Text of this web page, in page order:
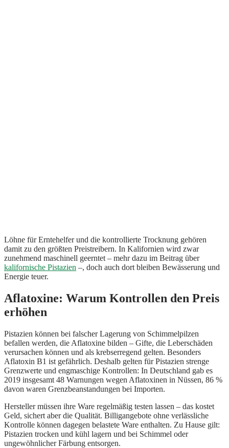
Löhne für Erntehelfer und die kontrollierte Trocknung gehören
damit zu den größten Preistreibern. In Kalifornien wird zwar
zunehmend maschinell geerntet – mehr dazu im Beitrag über
kalifornische Pistazien –, doch auch dort bleiben Bewässerung und
Energie teuer.
Aflatoxine: Warum Kontrollen den Preis
erhöhen
Pistazien können bei falscher Lagerung von Schimmelpilzen
befallen werden, die Aflatoxine bilden – Gifte, die Leberschäden
verursachen können und als krebserregend gelten. Besonders
Aflatoxin B1 ist gefährlich. Deshalb gelten für Pistazien strenge
Grenzwerte und engmaschige Kontrollen: In Deutschland gab es
2019 insgesamt 48 Warnungen wegen Aflatoxinen in Nüssen, 86 %
davon waren Grenzbeanstandungen bei Importen.
Hersteller müssen ihre Ware regelmäßig testen lassen – das kostet
Geld, sichert aber die Qualität. Billigangebote ohne verlässliche
Kontrolle können dagegen belastete Ware enthalten. Zu Hause gilt:
Pistazien trocken und kühl lagern und bei Schimmel oder
ungewöhnlicher Färbung entsorgen.